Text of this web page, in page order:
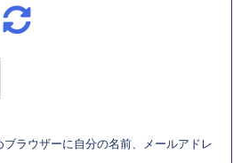
ラウザーに自分の名前、メールアドレ